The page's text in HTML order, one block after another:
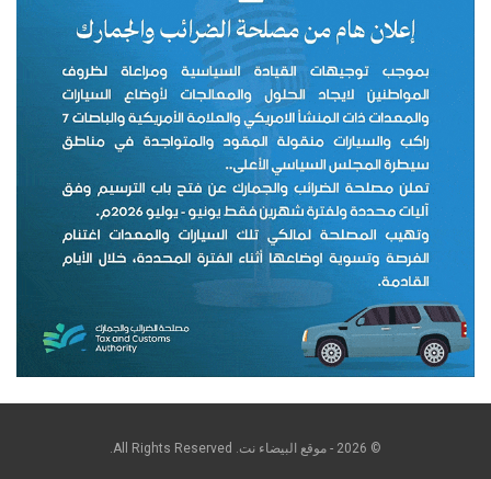
© 2026 - موقع البيضاء نت. All Rights Reserved.